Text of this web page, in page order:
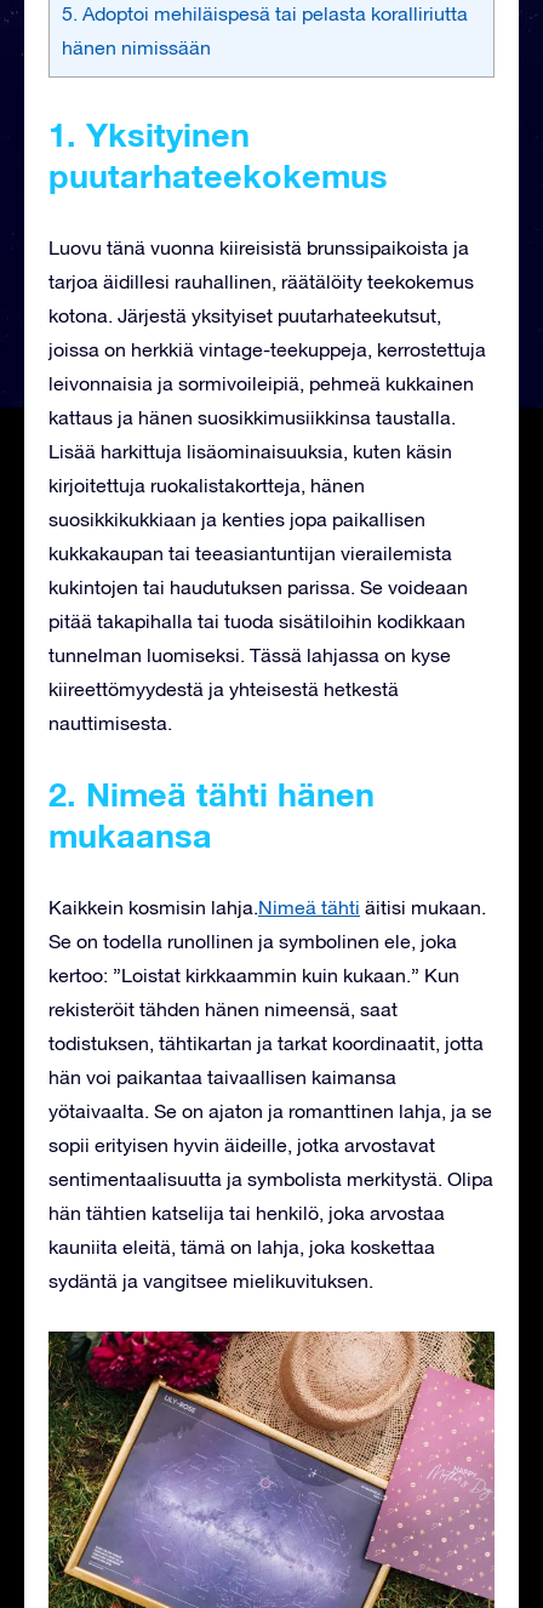
5. Adoptoi mehiläispesä tai pelasta koralliriutta
hänen nimissään
1. Yksityinen
puutarhateekokemus
Luovu tänä vuonna kiireisistä brunssipaikoista ja
tarjoa äidillesi rauhallinen, räätälöity teekokemus
kotona. Järjestä yksityiset puutarhateekutsut,
joissa on herkkiä vintage-teekuppeja, kerrostettuja
leivonnaisia ​​ja sormivoileipiä, pehmeä kukkainen
kattaus ja hänen suosikkimusiikkinsa taustalla.
Lisää harkittuja lisäominaisuuksia, kuten käsin
kirjoitettuja ruokalistakortteja, hänen
suosikkikukkiaan ja kenties jopa paikallisen
kukkakaupan tai teeasiantuntijan vierailemista
kukintojen tai haudutuksen parissa. Se voideaan
pitää takapihalla tai tuoda sisätiloihin kodikkaan
tunnelman luomiseksi. Tässä lahjassa on kyse
kiireettömyydestä ja yhteisestä hetkestä
nauttimisesta.
2. Nimeä tähti hänen
mukaansa
Kaikkein kosmisin lahja.Nimeä tähti äitisi mukaan.
Se on todella runollinen ja symbolinen ele, joka
kertoo: ”Loistat kirkkaammin kuin kukaan.” Kun
rekisteröit tähden hänen nimeensä, saat
todistuksen, tähtikartan ja tarkat koordinaatit, jotta
hän voi paikantaa taivaallisen kaimansa
yötaivaalta. Se on ajaton ja romanttinen lahja, ja se
sopii erityisen hyvin äideille, jotka arvostavat
sentimentaalisuutta ja symbolista merkitystä. Olipa
hän tähtien katselija tai henkilö, joka arvostaa
kauniita eleitä, tämä on lahja, joka koskettaa
sydäntä ja vangitsee mielikuvituksen.